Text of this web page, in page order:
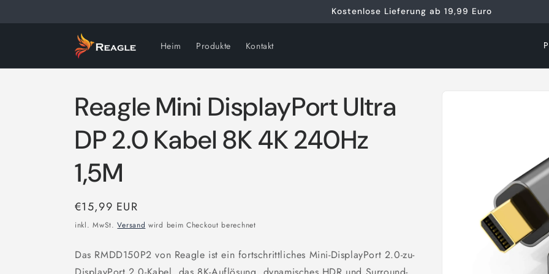
Inhalt
Kostenlose Lieferung ab 19,99 Euro
Heim Produkte Kontakt
e
g
i
o
n
Reagle Mini DisplayPort Ultra
DP 2.0 Kabel 8K 4K 240Hz
1,5M
Normaler
Preis
€15,99 EUR
inkl. MwSt.Versand wird beim Checkout berechnet
Das RMDD150P2 von Reagle ist ein fortschrittliches Mini-DisplayPort 2.0-zu-